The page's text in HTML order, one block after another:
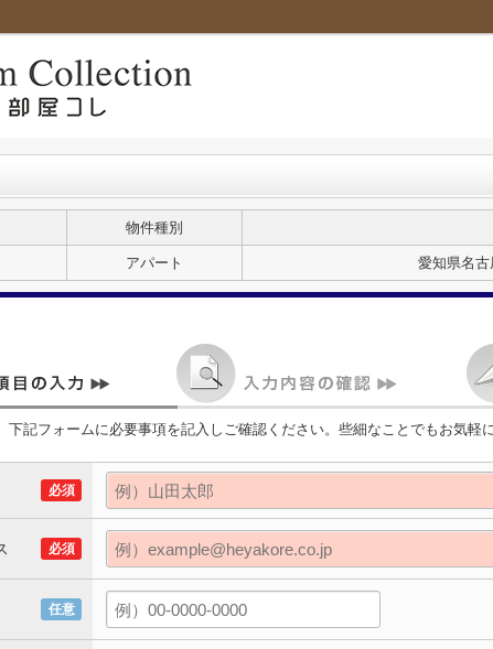
物件種別
アパート 愛知県名
下記フォームに必要事項を記入しご確認ください。些細なことでもお気軽
必須
必須
任意